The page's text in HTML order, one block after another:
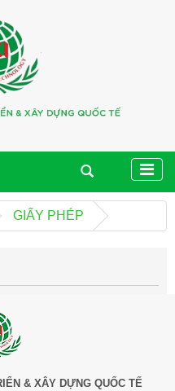
GIẤY PHÉP
& XÂY DỰNG QUỐC TẾ